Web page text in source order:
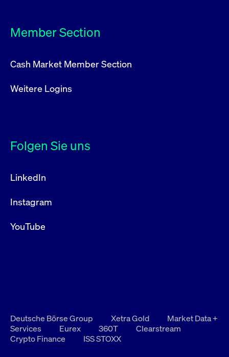
Member Section
Cash Market Member Section
Weitere Logins
Folgen Sie uns
LinkedIn
Instagram
YouTube
Deutsche Börse Group Xetra Gold
Market Data +
Services
Eurex 360T
Clearstream
Crypto Finance
ISS STOXX